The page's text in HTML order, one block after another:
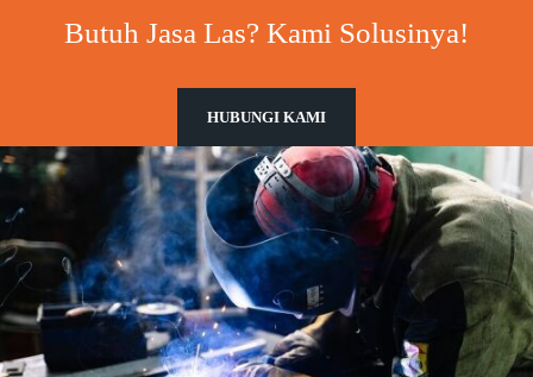
Butuh Jasa Las? Kami Solusinya!
HUBUNGI KAMI